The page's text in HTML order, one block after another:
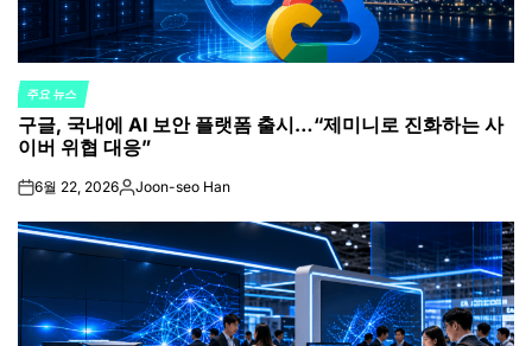
POSTED
IN
주요 뉴스
구글, 국내에 AI 보안 플랫폼 출시…“제미니로 진화하는 사
이버 위협 대응”
on6월 22, 2026Posted
Joon-seo Han